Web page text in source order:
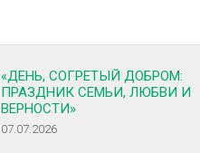
«ДЕНЬ, СОГРЕТЫЙ ДОБРОМ:
ПРАЗДНИК СЕМЬИ, ЛЮБВИ И
ВЕРНОСТИ»
07.07.2026